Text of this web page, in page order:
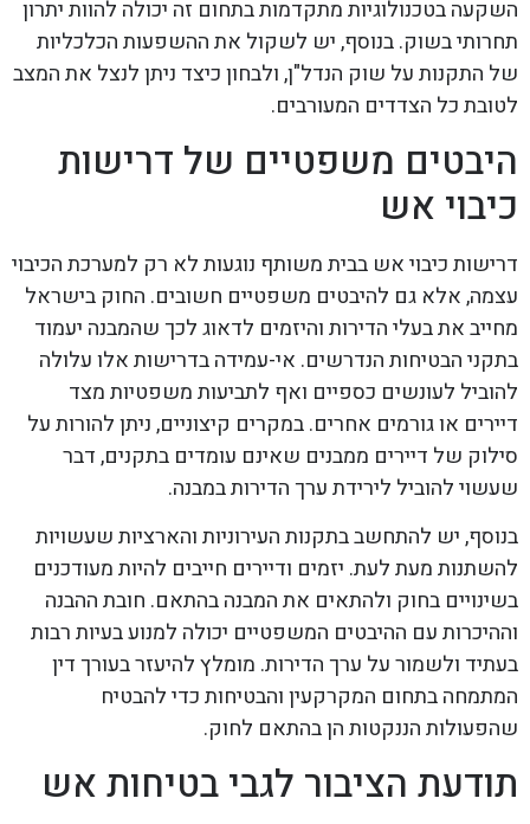
השקעה בטכנולוגיות מתקדמות בתחום זה יכולה להוות יתרון
תחרותי בשוק. בנוסף, יש לשקול את ההשפעות הכלכליות
של התקנות על שוק הנדל"ן, ולבחון כיצד ניתן לנצל את המצב
לטובת כל הצדדים המעורבים.
היבטים משפטיים של דרישות
כיבוי אש
דרישות כיבוי אש בבית משותף נוגעות לא רק למערכת הכיבוי
עצמה, אלא גם להיבטים משפטיים חשובים. החוק בישראל
מחייב את בעלי הדירות והיזמים לדאוג לכך שהמבנה יעמוד
בתקני הבטיחות הנדרשים. אי-עמידה בדרישות אלו עלולה
להוביל לעונשים כספיים ואף לתביעות משפטיות מצד
דיירים או גורמים אחרים. במקרים קיצוניים, ניתן להורות על
סילוק של דיירים ממבנים שאינם עומדים בתקנים, דבר
שעשוי להוביל לירידת ערך הדירות במבנה.
בנוסף, יש להתחשב בתקנות העירוניות והארציות שעשויות
להשתנות מעת לעת. יזמים ודיירים חייבים להיות מעודכנים
בשינויים בחוק ולהתאים את המבנה בהתאם. חובת ההבנה
וההיכרות עם ההיבטים המשפטיים יכולה למנוע בעיות רבות
בעתיד ולשמור על ערך הדירות. מומלץ להיעזר בעורך דין
המתמחה בתחום המקרקעין והבטיחות כדי להבטיח
שהפעולות הננקטות הן בהתאם לחוק.
תודעת הציבור לגבי בטיחות אש